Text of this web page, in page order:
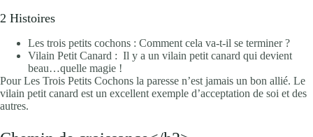
2 Histoires
Les trois petits cochons : Comment cela va-t-il se terminer ?
Vilain Petit Canard : Il y a un vilain petit canard qui devient
beau…quelle magie !
Pour Les Trois Petits Cochons la paresse n’est jamais un bon allié. Le
vilain petit canard est un excellent exemple d’acceptation de soi et des
autres.